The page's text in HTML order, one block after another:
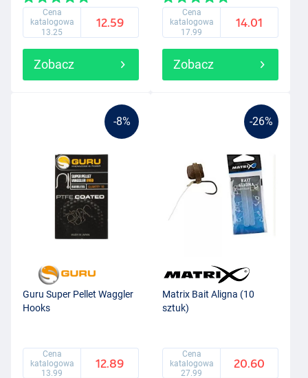
Cena
katalogowa
13.25
12.59
Zobacz
Cena
katalogowa
17.99
14.01
Zobacz
-8%
Guru Super Pellet Waggler
Hooks
Cena
katalogowa
13.99
12.89
-26%
Matrix Bait Aligna (10
sztuk)
Cena
katalogowa
27.99
20.60